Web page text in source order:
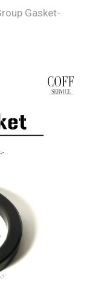
Gasket-